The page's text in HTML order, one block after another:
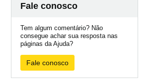
Fale conosco
Tem algum comentário? Não
consegue achar sua resposta nas
páginas da Ajuda?
Fale conosco